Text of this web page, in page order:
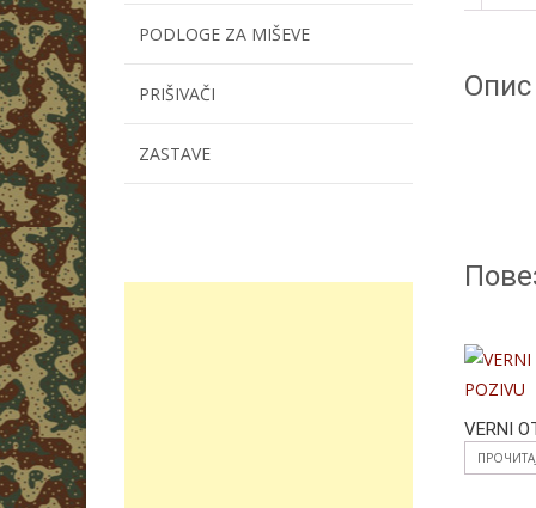
Опис
VERNI
PODLOGE ZA MIŠEVE
PRIŠIVAČI
ZASTAVE